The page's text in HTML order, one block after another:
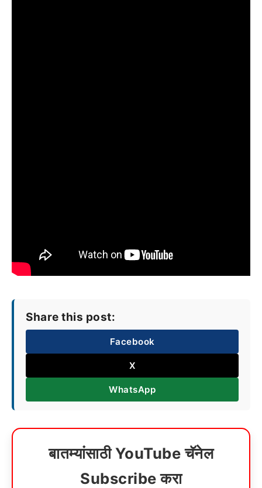
Share this post:
Facebook
X
WhatsApp
बातम्यांसाठी YouTube चॅनेल
Subscribe करा